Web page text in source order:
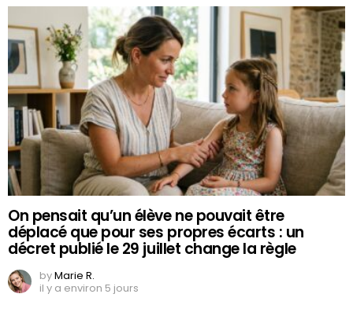
On pensait qu’un élève ne pouvait être
déplacé que pour ses propres écarts : un
décret publié le 29 juillet change la règle
byMarie R.
il y a environ 5 jours